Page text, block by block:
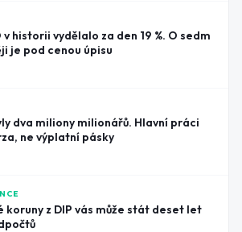
v historii vydělalo za den 19 %. O sedm
je pod cenou úpisu
dva miliony milionářů. Hlavní práci
ne výplatní pásky
koruny z DIP vás může stát deset let